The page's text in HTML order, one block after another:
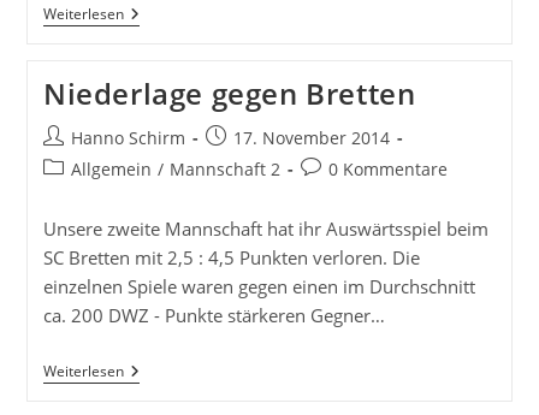
WeiterlesenRemis
Gegen
Niederlage gegen Bretten
Beitrags-
Autor:
Hanno Schirm
Beitrag
veröffentlicht:
17. November 2014
Beitrags-
Allgemein / Mannschaft 2
Beitrags-
0 Kommentare
Unsere zweite Mannschaft hat ihr Auswärtsspiel beim
SC Bretten mit 2,5 : 4,5 Punkten verloren. Die
einzelnen Spiele waren gegen einen im Durchschnitt
ca. 200 DWZ - Punkte stärkeren Gegner…
WeiterlesenNiederlage
Gegen